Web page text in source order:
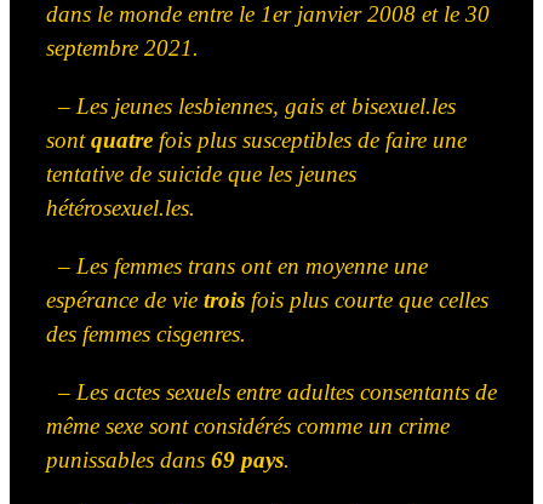
dans le monde entre le 1er janvier 2008 et le 30
septembre 2021.
– Les jeunes lesbiennes, gais et bisexuel.les
sontquatre fois plus susceptibles de faire une
tentative de suicide que les jeunes
hétérosexuel.les.
– Les femmes trans ont en moyenne une
espérance de vie trois fois plus courte que celles
des femmes cisgenres.
– Les actes sexuels entre adultes consentants de
même sexe sont considérés comme un crime
punissables dans 69 pays.